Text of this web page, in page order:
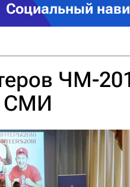
Социальный
ЧМ-
СМИ